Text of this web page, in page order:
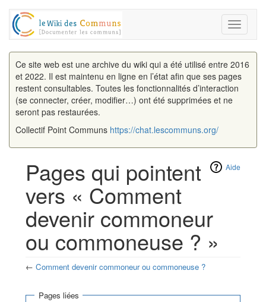
Toggle
Ce site web est une archive du wiki qui a été utilisé entre 2016
et 2022. Il est maintenu en ligne en l’état afin que ses pages
restent consultables. Toutes les fonctionnalités d’interaction
(se connecter, créer, modifier…) ont été supprimées et ne
seront pas restaurées.
Collectif Point Communs https://chat.lescommuns.org/
Aide
Pages qui pointent
vers « Comment
devenir commoneur
ou commoneuse ? »
← Comment devenir commoneur ou commoneuse ?
Pages liées